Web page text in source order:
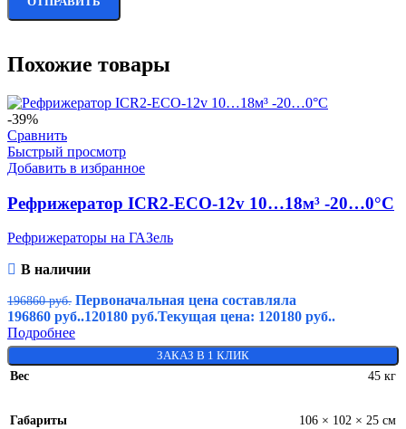
Похожие товары
-39%
Сравнить
Быстрый просмотр
Добавить в избранное
Рефрижератор ICR2-ECO-12v 10…18м³ -20…0°C
Рефрижераторы на ГАЗель
В наличии
196860руб. Первоначальная цена составляла
196860 руб..120180 руб.Текущая цена: 120180 руб..
Подробнее
ЗАКАЗ В 1 КЛИК
Вес 45 кг
Габариты 106 × 102 × 25 см